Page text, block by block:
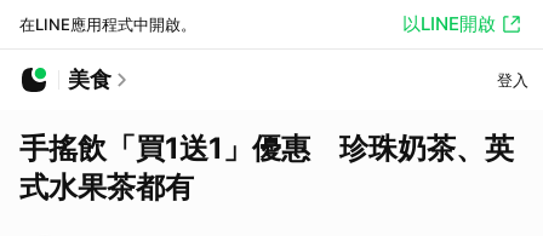
在LINE應用程式中開啟。 以LINE開啟
美食 登入
手搖飲「買1送1」優惠 珍珠奶茶、英
式水果茶都有